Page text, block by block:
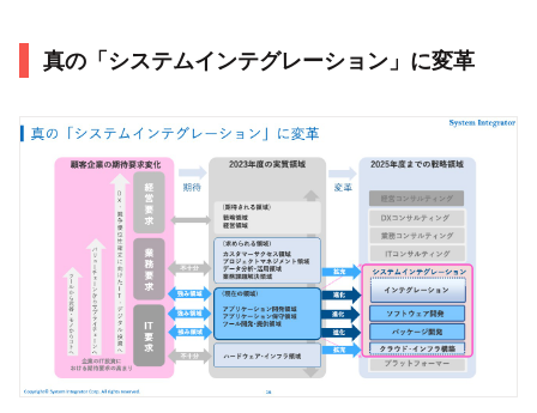
真の「システムインテグレーション」に変革